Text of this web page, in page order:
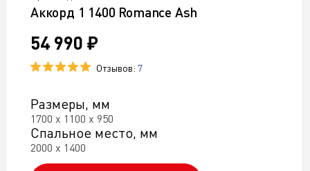
Аккорд 1 1400 Romance Ash
54 990 ₽
Отзывов: 7
Размеры, мм
1700 х 1100 х 950
Спальное место, мм
2000 х 1400